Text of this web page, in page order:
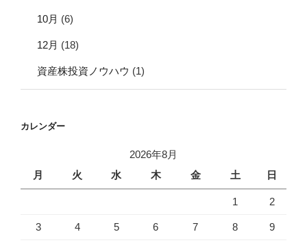
10月 (6)
12月 (18)
資産株投資ノウハウ (1)
カレンダー
2026年8月
月
火 水 木 金 土 日
1 2
3 4 5 6 7 8 9